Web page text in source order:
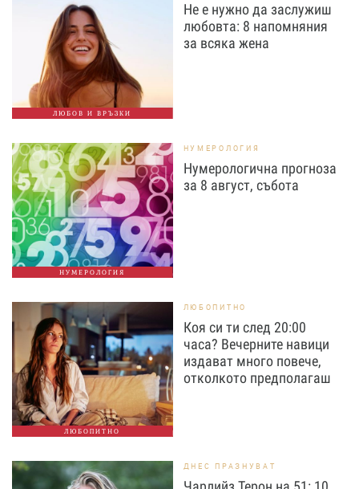
ЛЮБОВ И ВРЪЗКИ
Не е нужно да заслужиш
любовта: 8 напомняния
за всяка жена
НУМЕРОЛОГИЯ
НУМЕРОЛОГИЯ
Нумерологична прогноза
за 8 август, събота
ЛЮБОПИТНО
ЛЮБОПИТНО
Коя си ти след 20:00
часа? Вечерните навици
издават много повече,
отколкото предполагаш
ДНЕС ПРАЗНУВАТ